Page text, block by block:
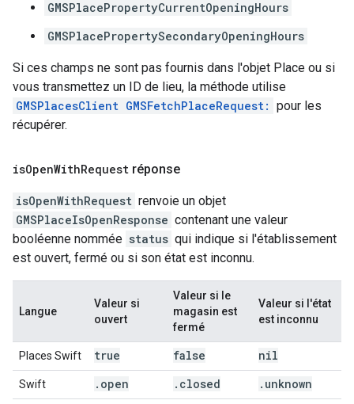
GMSPlacePropertyCurrentOpeningHours
GMSPlacePropertySecondaryOpeningHours
Si ces champs ne sont pas fournis dans l'objet Place ou si
vous transmettez un ID de lieu, la méthode utilise
GMSPlacesClient GMSFetchPlaceRequest: pour les
récupérer.
isOpenWithRequest réponse
isOpenWithRequest renvoie un objet
GMSPlaceIsOpenResponse contenant une valeur
booléenne nommée status qui indique si l'établissement
est ouvert, fermé ou si son état est inconnu.
Langue
Valeur si
ouvert
Valeur si le
magasin est
fermé
Valeur si l'état
est inconnu
Places Swift true false nil
Swift . open . closed . unknown